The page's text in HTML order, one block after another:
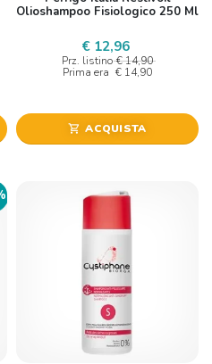
Olioshampoo Fisiologico 250 Ml
€ 12,96
Prz. listino € 14,90
Prima era € 14,90
shopping_cart ACQUISTA